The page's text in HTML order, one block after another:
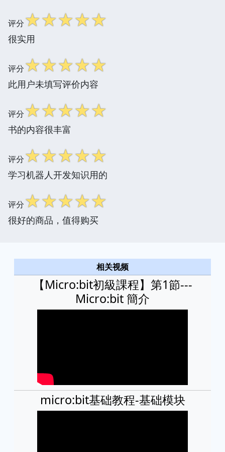
评分☆☆☆☆☆
很实用
评分☆☆☆☆☆
此用户未填写评价内容
评分☆☆☆☆☆
书的内容很丰富
评分☆☆☆☆☆
学习机器人开发知识用的
评分☆☆☆☆☆
很好的商品，值得购买
相关视频
【Micro:bit初級課程】第1節---
Micro:bit 簡介
micro:bit基础教程-基础模块